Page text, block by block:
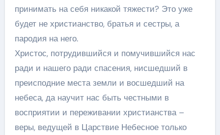
принимать на себя никакой тяжести? Это уже
будет не христианство, братья и сестры, а
пародия на него.
Христос, потрудившийся и помучившийся нас
ради и нашего ради спасения, нисшедший в
преисподние места земли и восшедший на
небеса, да научит нас быть честными в
восприятии и переживании христианства –
веры, ведущей в Царствие Небесное только